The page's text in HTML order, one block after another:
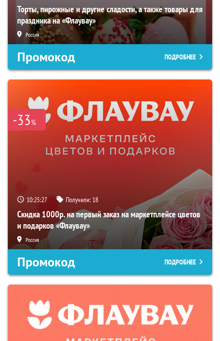
Торты, пирожные и другие сладости, а также товары для
праздника на «Флаувау»
Россия
Промокод ПОДРОБНЕЕ
-33%
10:25:26 Получили: 18
Скидка 1000р. на первый заказ на маркетплейсе цветов
и подарков «Флаувау»
Россия
Промокод ПОДРОБНЕЕ